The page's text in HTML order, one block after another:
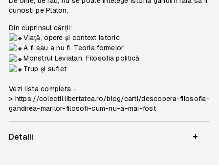
cunosti pe Platon.
Din cuprinsul cărții:
Viață, opere și context istoric
A fi sau a nu fi. Teoria formelor
Monstrul Leviatan. Filosofia politică
Trup și suflet
Vezi lista completa -
> https://colectii.libertatea.ro/blog/carti/descopera-filosofia-
gandirea-marilor-filosofi-cum-nu-a-mai-fost
Detalii +